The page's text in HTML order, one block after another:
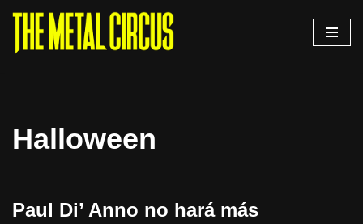
Saltar
Halloween
Paul Di’ Anno no hará más